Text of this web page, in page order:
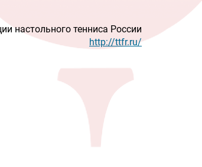
настольного тенниса России
http://ttfr.ru/